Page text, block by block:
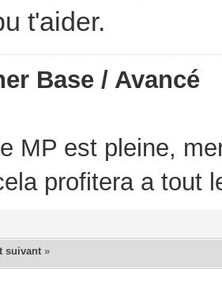
t'aider.
Base / Avancé
MP est pleine,
profitera a tout
suivant »